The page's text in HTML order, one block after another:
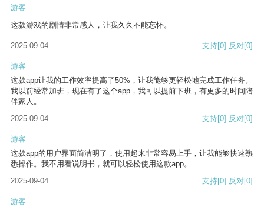
游客
这款游戏的剧情非常感人，让我久久不能忘怀。
2025-09-04 支持[0] 反对[0]
游客
这款app让我的工作效率提高了50%，让我能够更轻松地完成工作任务。
我以前经常加班，现在有了这个app，我可以提前下班，有更多的时间陪
伴家人。
2025-09-04
支持[0] 反对[0]
游客
这款app的用户界面简洁明了，使用起来非常容易上手，让我能够快速熟
悉操作。我不用看说明书，就可以轻松使用这款app。
2025-09-04
支持[0] 反对[0]
游客